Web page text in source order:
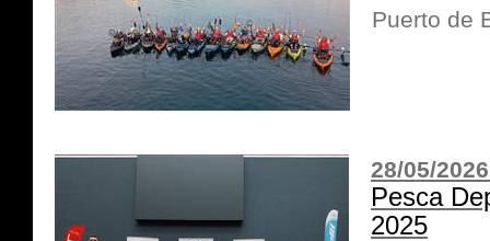
Puerto de
28/05/
Pesca
2025